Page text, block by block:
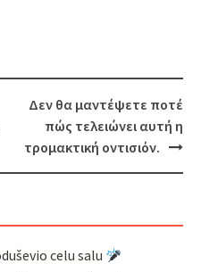
Δεν θα μαντέψετε ποτέ
πώς τελειώνει αυτή η
τρομακτική οντισιόν.
celu salu